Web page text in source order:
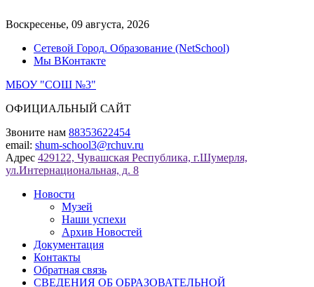
к
Воскресенье, 09 августа, 2026
Сетевой Город. Образование (NetSchool)
Мы ВКонтакте
МБОУ "СОШ №3"
ОФИЦИАЛЬНЫЙ САЙТ
Звоните нам 88353622454
email: shum-school3@rchuv.ru
Адрес 429122, Чувашская Республика, г.Шумерля,
ул.Интернациональная, д. 8
Новости
Музей
Наши успехи
Архив Новостей
Документация
Контакты
Обратная связь
СВЕДЕНИЯ ОБ ОБРАЗОВАТЕЛЬНОЙ